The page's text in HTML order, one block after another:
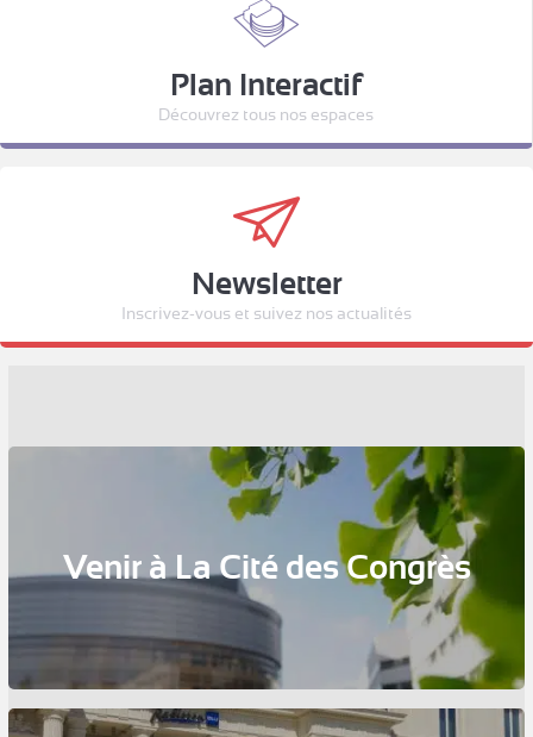
Plan Interactif
Découvrez tous nos espaces
Newsletter
Inscrivez-vous et suivez nos actualités
Venir à La Cité des Congrès